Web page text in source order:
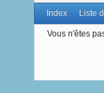
Index Liste
Vous n'êtes